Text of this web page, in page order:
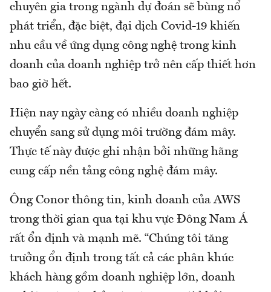
chuyên gia trong ngành dự đoán sẽ bùng nổ
phát triển, đặc biệt, đại dịch Covid-19 khiến
nhu cầu về ứng dụng công nghệ trong kinh
doanh của doanh nghiệp trở nên cấp thiết hơn
bao giờ hết.
Hiện nay ngày càng có nhiều doanh nghiệp
chuyển sang sử dụng môi trường đám mây.
Thực tế này được ghi nhận bởi những hãng
cung cấp nền tảng công nghệ đám mây.
Ông Conor thông tin, kinh doanh của AWS
trong thời gian qua tại khu vực Đông Nam Á
rất ổn định và mạnh mẽ. “Chúng tôi tăng
trưởng ổn định trong tất cả các phân khúc
khách hàng gồm doanh nghiệp lớn, doanh